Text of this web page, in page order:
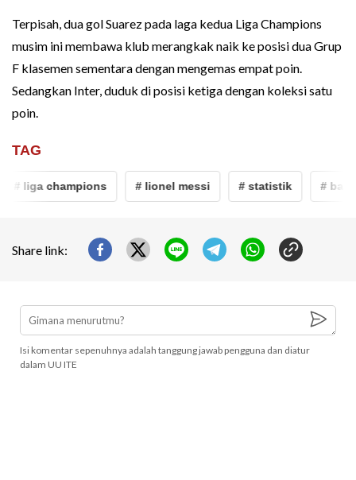
Terpisah, dua gol Suarez pada laga kedua Liga Champions
musim ini membawa klub merangkak naik ke posisi dua Grup
F klasemen sementara dengan mengemas empat poin.
Sedangkan Inter, duduk di posisi ketiga dengan koleksi satu
poin.
TAG
# liga champions # lionel messi # statistik #
Share link:
Isi komentar sepenuhnya adalah tanggung jawab pengguna dan diatur
dalam UU ITE